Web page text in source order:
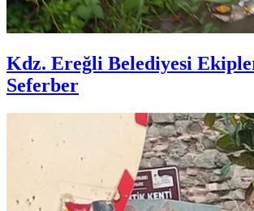
Kdz. Ereğli Belediyesi
Seferber